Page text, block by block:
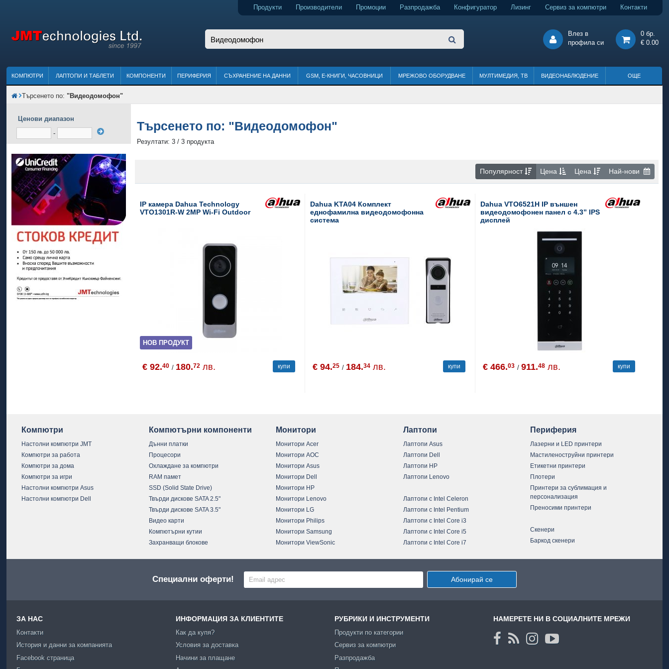
Продукти Производители Промоции Разпродажба Конфигуратор Лизинг Сервиз за компютри Контакти
Влез в
профила си
0 бр.
€ 0.00
КОМПЮТРИ ЛАПТОПИ И ТАБЛЕТИ КОМПОНЕНТИ ПЕРИФЕРИЯ СЪХРАНЕНИЕ НА ДАННИ GSM, Е-КНИГИ, ЧАСОВНИЦИ МРЕЖОВО ОБОРУДВАНЕ МУЛТИМЕДИЯ, ТВ ВИДЕОНАБЛЮДЕНИЕ ОЩЕ
Търсенето по: "Видеодомофон"
Ценови диапазон
-
Търсенето по: "Видеодомофон"
Резултати: 3 / 3 продукта
Популярност Цена Цена Най-нови
IP камера Dahua Technology
VTO1301R-W 2MP Wi-Fi Outdoor
НОВ ПРОДУКТ
€ 92.40 / 180.72 лв. купи
Dahua KTA04 Комплект
еднофамилна видеодомофонна
система
€ 94.25 / 184.34 лв. купи
Dahua VTO6521H IP външен
видеодомофонен панел с 4.3” IPS
дисплей
€ 466.03 / 911.48 лв. купи
Компютри
Настолни компютри JMT
Компютри за работа
Компютри за дома
Компютри за игри
Настолни компютри Asus
Настолни компютри Dell
Компютърни компоненти
Дънни платки
Процесори
Охлаждане за компютри
RAM памет
SSD (Solid State Drive)
Твърди дискове SATA 2.5"
Твърди дискове SATA 3.5"
Видео карти
Компютърни кутии
Захранващи блокове
Монитори
Монитори Acer
Монитори AOC
Монитори Asus
Монитори Dell
Монитори HP
Монитори Lenovo
Монитори LG
Монитори Philips
Монитори Samsung
Монитори ViewSonic
Лаптопи
Лаптопи Asus
Лаптопи Dell
Лаптопи HP
Лаптопи Lenovo
Лаптопи с Intel Celeron
Лаптопи с Intel Pentium
Лаптопи с Intel Core i3
Лаптопи с Intel Core i5
Лаптопи с Intel Core i7
Периферия
Лазерни и LED принтери
Мастиленоструйни принтери
Етикетни принтери
Плотери
Принтери за сублимация и
персонализация
Преносими принтери
Скенери
Баркод скенери
Специални оферти! Абонирай се
ЗА НАС
Контакти
История и данни за компанията
Facebook страница
ИНФОРМАЦИЯ ЗА КЛИЕНТИТЕ
Как да купя?
Условия за доставка
Начини за плащане
РУБРИКИ И ИНСТРУМЕНТИ
Продукти по категории
Сервиз за компютри
Разпродажба
НАМЕРЕТЕ НИ В СОЦИАЛНИТЕ МРЕЖИ